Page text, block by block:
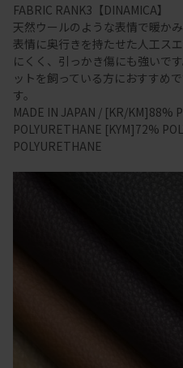
FABRIC RANK3【DINAMICA】
天然ウールのような表情で暖か
表情に奥行きを持たせた人工ス
にくく、引っかき傷にも強いで
ットを飼っている方におすすめ
す。
MADE IN JAPAN / [KR/KM]88%
POLYURETHANE [KYM]72%
POLYURETHANE